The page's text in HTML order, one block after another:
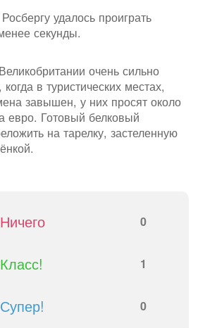
удалось проиграть
секунды.
очень сильно
в туристических местах,
завышен, у них просят около
евро. Готовый белковый
на тарелку, застеленную
Ничего 0
Класс! 1
Супер! 0